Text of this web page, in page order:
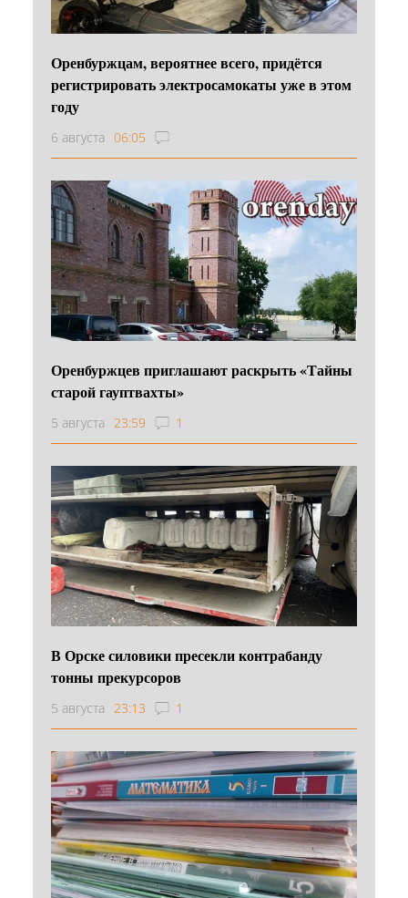
Оренбуржцам, вероятнее всего, придётся
регистрировать электросамокаты уже в этом
году
6 августа 06:05
Оренбуржцев приглашают раскрыть «Тайны
старой гауптвахты»
5 августа 23:59 1
В Орске силовики пресекли контрабанду
тонны прекурсоров
5 августа 23:13 1